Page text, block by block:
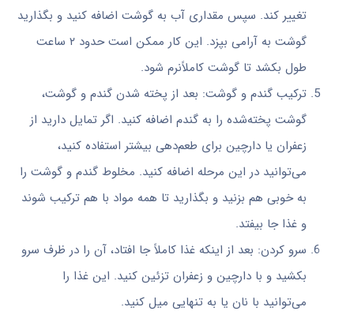
تغییر کند. سپس مقداری آب به گوشت اضافه کنید و بگذارید
گوشت به آرامی بپزد. این کار ممکن است حدود ۲ ساعت
طول بکشد تا گوشت کاملاًنرم شود.
ترکیب گندم و گوشت: بعد از پخته شدن گندم و گوشت،
گوشت پخته‌شده را به گندم اضافه کنید. اگر تمایل دارید از
زعفران یا دارچین برای طعم‌دهی بیشتر استفاده کنید،
می‌توانید در این مرحله اضافه کنید. مخلوط گندم و گوشت را
به خوبی هم بزنید و بگذارید تا همه مواد با هم ترکیب شوند
و غذا جا بیفتد.
سرو کردن: بعد از اینکه غذا کاملاً جا افتاد، آن را در ظرف سرو
بکشید و با دارچین و زعفران تزئین کنید. این غذا را
می‌توانید با نان یا به تنهایی میل کنید.